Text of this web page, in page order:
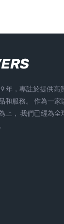
年，專註於提供高
和服務。 作為一家
止， 我們已經為全